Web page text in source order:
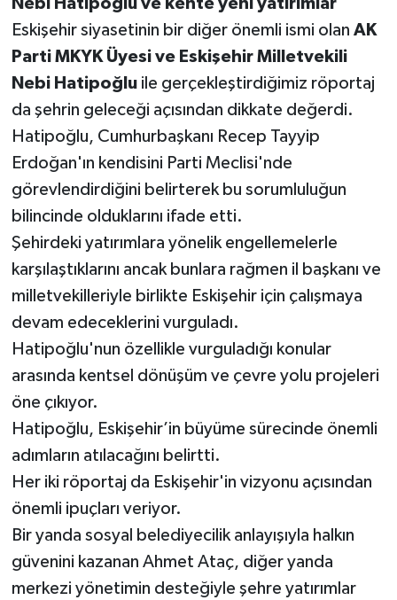
Nebi Hatipoğlu ve kente yeni yatırımlar
Eskişehir siyasetinin bir diğer önemli ismi olan AK
Parti MKYK Üyesi ve Eskişehir Milletvekili
Nebi Hatipoğluile gerçekleştirdiğimiz röportaj
da şehrin geleceği açısından dikkate değerdi.
Hatipoğlu, Cumhurbaşkanı Recep Tayyip
Erdoğan'ın kendisini Parti Meclisi'nde
görevlendirdiğini belirterek bu sorumluluğun
bilincinde olduklarını ifade etti.
Şehirdeki yatırımlara yönelik engellemelerle
karşılaştıklarını ancak bunlara rağmen il başkanı ve
milletvekilleriyle birlikte Eskişehir için çalışmaya
devam edeceklerini vurguladı.
Hatipoğlu'nun özellikle vurguladığı konular
arasında kentsel dönüşüm ve çevre yolu projeleri
öne çıkıyor.
Hatipoğlu, Eskişehir’in büyüme sürecinde önemli
adımların atılacağını belirtti.
Her iki röportaj da Eskişehir'in vizyonu açısından
önemli ipuçları veriyor.
Bir yanda sosyal belediyecilik anlayışıyla halkın
güvenini kazanan Ahmet Ataç, diğer yanda
merkezi yönetimin desteğiyle şehre yatırımlar